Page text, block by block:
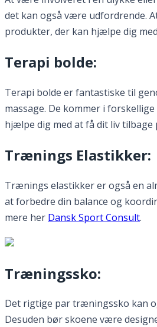
det kan også være udfordrende.
produkter, der kan hjælpe dig
Terapi bolde:
Terapi bolde er fantastiske til
massage. De kommer i
hjælpe dig med at få dit liv tilbage
Trænings Elastikker:
Trænings elastikker er også en
at forbedre din balance og
mere her Dansk Sport Consult.
Træningssko:
Det rigtige par træningssko kan
Desuden bør skoene være